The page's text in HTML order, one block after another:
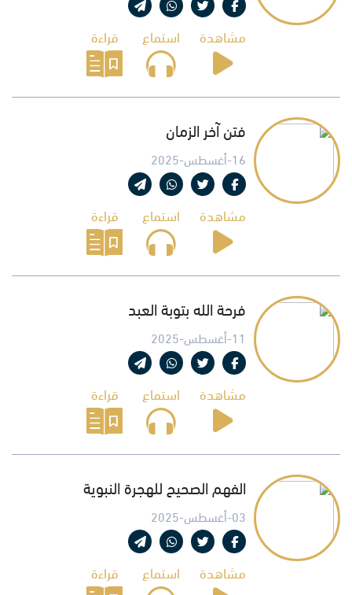
مشاهدة استماع قراءة
فتن آخر الزمان
16-أغسطس-2025
مشاهدة استماع قراءة
فرحة الله بتوبة العبد
11-أغسطس-2025
مشاهدة استماع قراءة
الفهم الصحيح للهجرة النبوية
03-أغسطس-2025
مشاهدة استماع قراءة